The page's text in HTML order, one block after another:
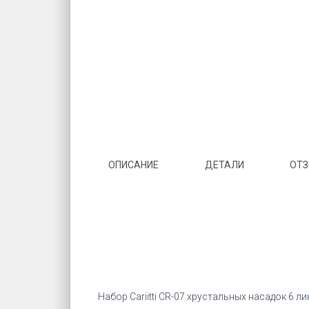
ОПИСАНИЕ ДЕТАЛИ
Набор Cariitti CR-07 хрустальных насадок 6